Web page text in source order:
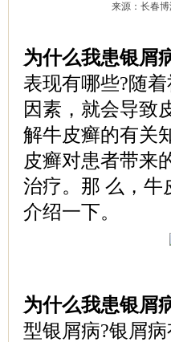
来源：长春
为什么我患银屑
表现有哪些?随
因素，就会导致
解牛皮癣的有关
皮癣对患者带来
治疗。那 么，牛
介绍一下。
为什么我患银屑
型银屑病?银屑